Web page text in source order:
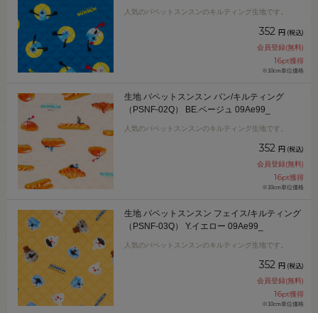
人気のパペットスンスンのキルティング生地です。
352 円 (税込)
会員登録(無料)
16pt獲得
※10cm単位価格
生地 パペットスンスン パン/キルティング
（PSNF-02Q） BE.ベージュ 09Ae99_
人気のパペットスンスンのキルティング生地です。
352 円 (税込)
会員登録(無料)
16pt獲得
※10cm単位価格
生地 パペットスンスン フェイス/キルティング
（PSNF-03Q） Y.イエロー 09Ae99_
人気のパペットスンスンのキルティング生地です。
352 円 (税込)
会員登録(無料)
16pt獲得
※10cm単位価格